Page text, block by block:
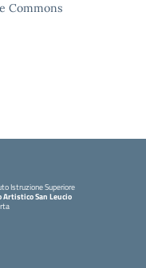
Commons
Istruzione Superiore
Artistico San Leucio